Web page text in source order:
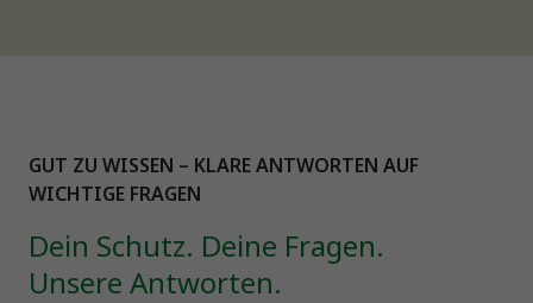
GUT ZU WISSEN – KLARE ANTWORTEN AUF
WICHTIGE FRAGEN
Dein Schutz. Deine Fragen.
Unsere Antworten.